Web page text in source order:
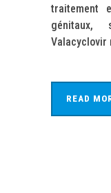
traitement
génitaux,
Valacyclovir
READ